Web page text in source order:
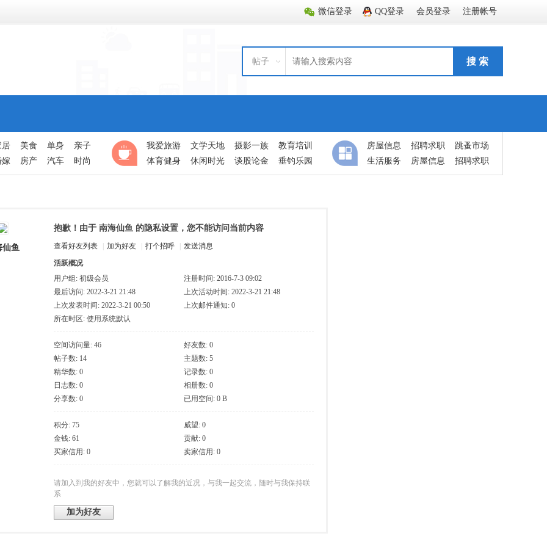
微信登录 QQ登录 会员登录 注册帐号
帖子 搜 索
居 美食 单身
亲子
嫁
房产 汽车 时尚
我爱旅游 文学天地 摄影一族
教育培训
体育健身
休闲时光 谈股论金 垂钓乐园
房屋信息 招聘求职
跳蚤市场
生活服务
房屋信息 招聘求职
仙鱼
抱歉！由于 南海仙鱼 的隐私设置，您不能访问当前内容
查看好友列表 加为好友 打个招呼
发送消息
活跃概况
用户组: 初级会员
注册时间: 2016-7-3 09:02
最后访问: 2022-3-21 21:48
上次活动时间: 2022-3-21 21:48
上次发表时间: 2022-3-21 00:50
上次邮件通知: 0
所在时区: 使用系统默认
空间访问量: 46
好友数: 0
帖子数: 14
主题数: 5
精华数: 0
记录数: 0
日志数: 0
相册数: 0
分享数: 0
已用空间: 0 B
积分: 75
威望: 0
金钱: 61
贡献: 0
买家信用: 0
卖家信用: 0
请加入到我的好友中，您就可以了解我的近况，与我一起交流，随时与我保持联
系
加为好友